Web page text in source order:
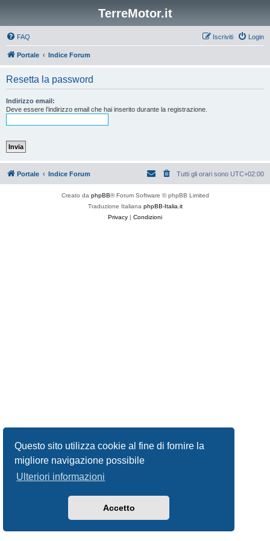
Questo sito utilizza cookie al fine di fornire la
migliore navigazione possibile
Ulteriori informazioni
Accetto
TerreMotor.it
FAQ Login
Iscriviti
Portale Indice Forum
Resetta la password
Indirizzo email:
Deve essere l’indirizzo email che hai inserito durante la registrazione.
Portale Indice Forum Tutti gli orari sono UTC+02:00
Creato da phpBB® Forum Software © phpBB Limited
Traduzione Italiana phpBB-Italia.it
Privacy | Condizioni